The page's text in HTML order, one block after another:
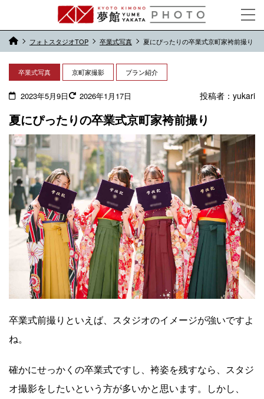
フォトスタジオTOP 卒業式写真 夏にぴったりの卒業式京町家袴前撮り
卒業式写真 京町家撮影 プラン紹介
2023年5月9日 2026年1月17日 投稿者： yukari
夏にぴったりの卒業式京町家袴前撮り
卒業式前撮りといえば、スタジオのイメージが強いですよ
ね。
確かにせっかくの卒業式ですし、袴姿を残すなら、スタジ
オ撮影をしたいという方が多いかと思います。しかし、